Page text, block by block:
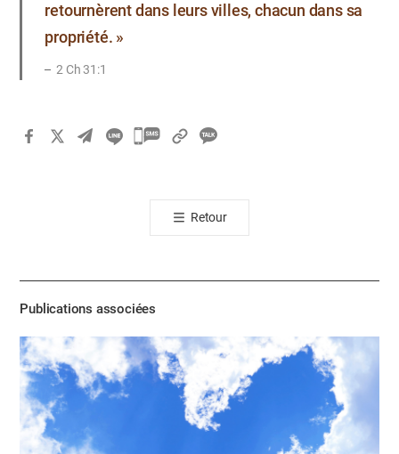
retournèrent dans leurs villes, chacun dans sa
propriété. »
2 Ch 31:1
카
톡
공
기
Retour
Publications associées